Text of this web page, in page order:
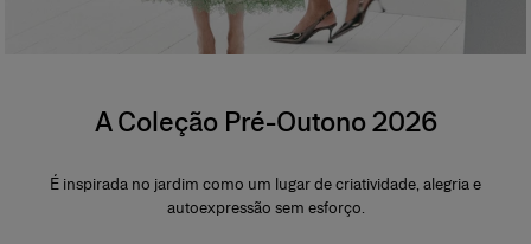
A Coleção Pré-Outono 2026
É inspirada no jardim como um lugar de criatividade, alegria e
autoexpressão sem esforço.